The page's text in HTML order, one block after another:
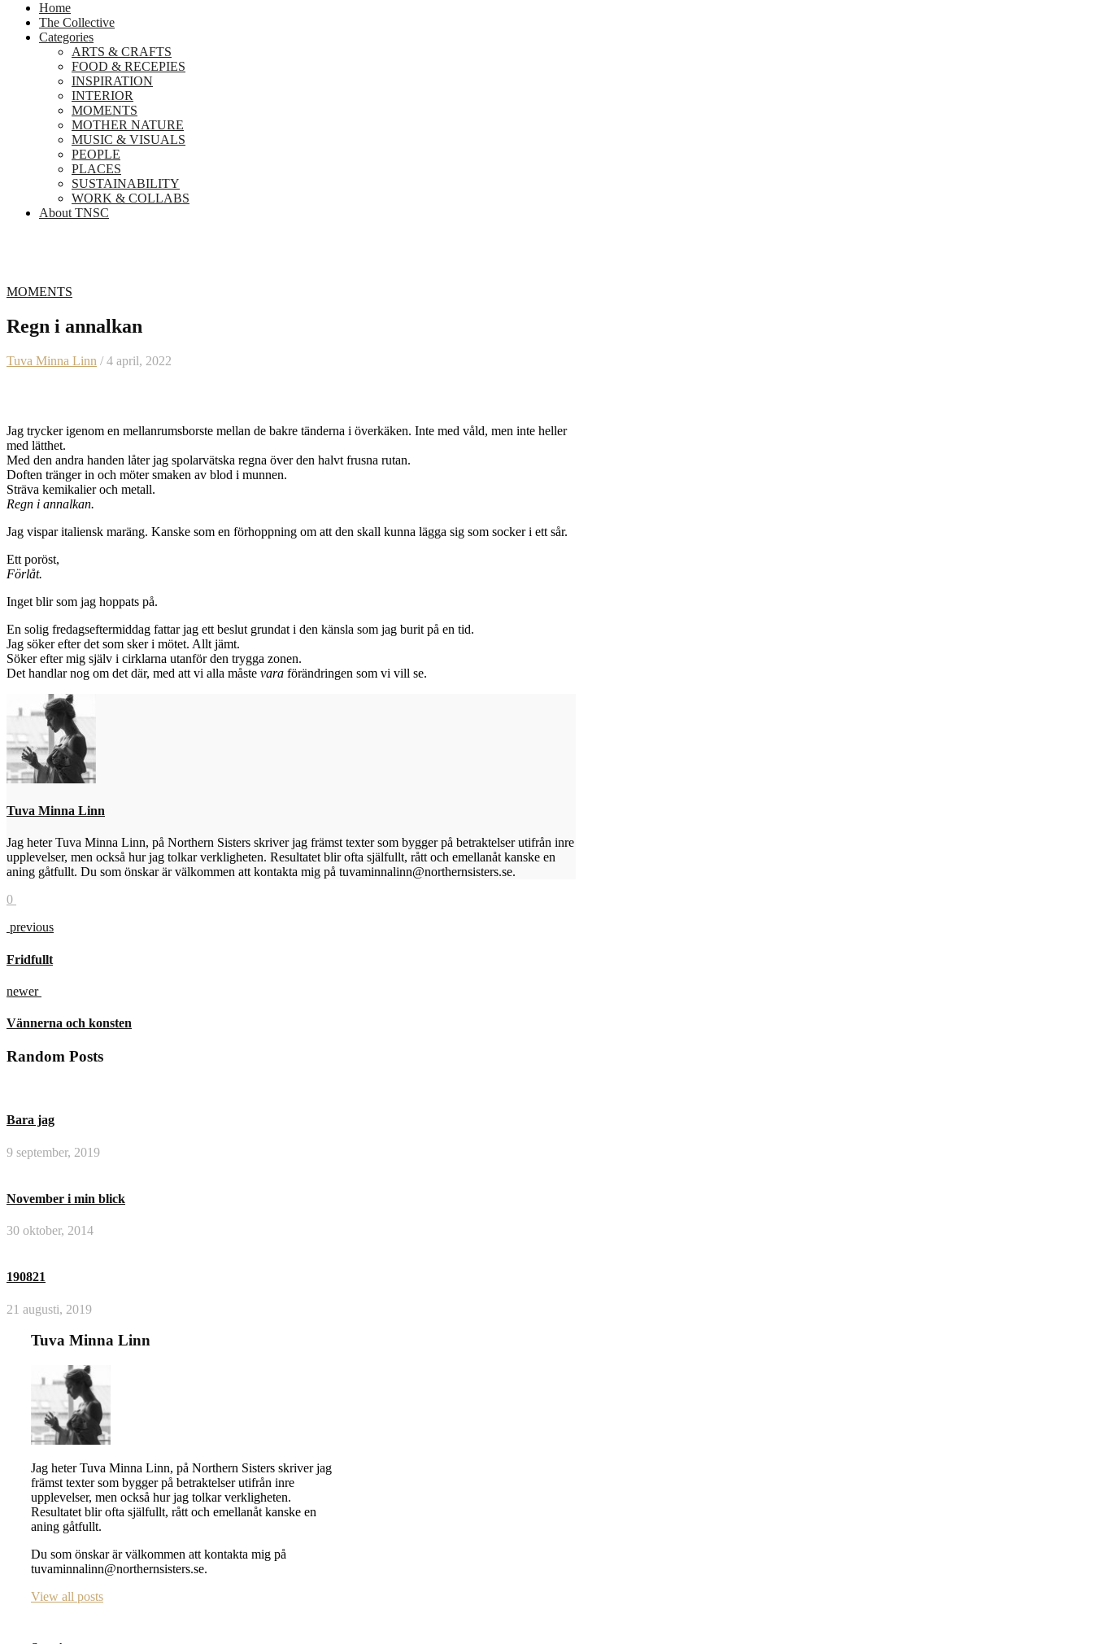
Home
The Collective
Categories
ARTS & CRAFTS
FOOD & RECEPIES
INSPIRATION
INTERIOR
MOMENTS
MOTHER NATURE
MUSIC & VISUALS
PEOPLE
PLACES
SUSTAINABILITY
WORK & COLLABS
About TNSC
MOMENTS
Regn i annalkan
Tuva Minna Linn / 4 april, 2022
Jag trycker igenom en mellanrumsborste mellan de bakre tänderna i överkäken. Inte med våld, men inte heller
med lätthet.
Med den andra handen låter jag spolarvätska regna över den halvt frusna rutan.
Doften tränger in och möter smaken av blod i munnen.
Sträva kemikalier och metall.
Regn i annalkan.
Jag vispar italiensk maräng. Kanske som en förhoppning om att den skall kunna lägga sig som socker i ett sår.
Ett poröst,
Förlåt.
Inget blir som jag hoppats på.
En solig fredagseftermiddag fattar jag ett beslut grundat i den känsla som jag burit på en tid.
Jag söker efter det som sker i mötet. Allt jämt.
Söker efter mig själv i cirklarna utanför den trygga zonen.
Det handlar nog om det där, med att vi alla måste vara förändringen som vi vill se.
Tuva Minna Linn
Jag heter Tuva Minna Linn, på Northern Sisters skriver jag främst texter som bygger på betraktelser utifrån inre
upplevelser, men också hur jag tolkar verkligheten. Resultatet blir ofta själfullt, rått och emellanåt kanske en
aning gåtfullt. Du som önskar är välkommen att kontakta mig på tuvaminnalinn@northernsisters.se.
0
previous
Fridfullt
newer
Vännerna och konsten
Random Posts
Bara jag
9 september, 2019
November i min blick
30 oktober, 2014
190821
21 augusti, 2019
Tuva Minna Linn
Jag heter Tuva Minna Linn, på Northern Sisters skriver jag
främst texter som bygger på betraktelser utifrån inre
upplevelser, men också hur jag tolkar verkligheten.
Resultatet blir ofta själfullt, rått och emellanåt kanske en
aning gåtfullt.
Du som önskar är välkommen att kontakta mig på
tuvaminnalinn@northernsisters.se.
View all posts